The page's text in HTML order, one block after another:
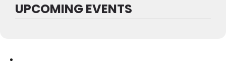
UPCOMING EVENTS